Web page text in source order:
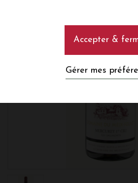
Accepter &
Gérer mes